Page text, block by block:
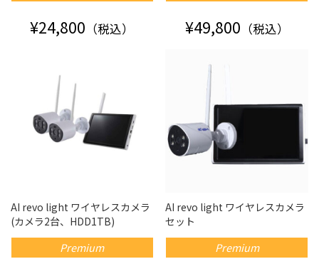
¥24,800 （税込） ¥49,800 （税込）
AI revo light ワイヤレスカメラ
(カメラ2台、HDD1TB)
Premium
AI revo light ワイヤレスカメラ
セット
Premium